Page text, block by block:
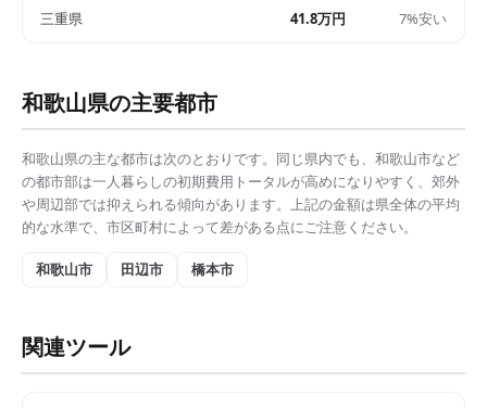
三重県 41.8万円 7%安い
和歌山県の主要都市
和歌山県の主な都市は次のとおりです。同じ県内でも、 和歌山市など
の都市部は一人暮らしの初期費用トータルが高めになりやすく、郊外
や周辺部では抑えられる傾向があります。上記の金額は県全体の平均
的な水準で、市区町村によって差がある点にご注意ください。
和歌山市 田辺市 橋本市
関連ツール